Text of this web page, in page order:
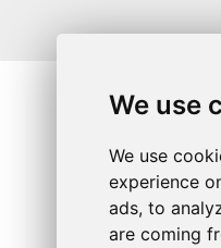
We use
We use
experience
ads, to
are coming